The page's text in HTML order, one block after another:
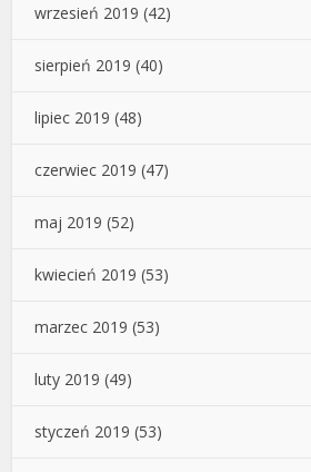
wrzesień 2019 (42)
sierpień 2019 (40)
lipiec 2019 (48)
czerwiec 2019 (47)
maj 2019 (52)
kwiecień 2019 (53)
marzec 2019 (53)
luty 2019 (49)
styczeń 2019 (53)